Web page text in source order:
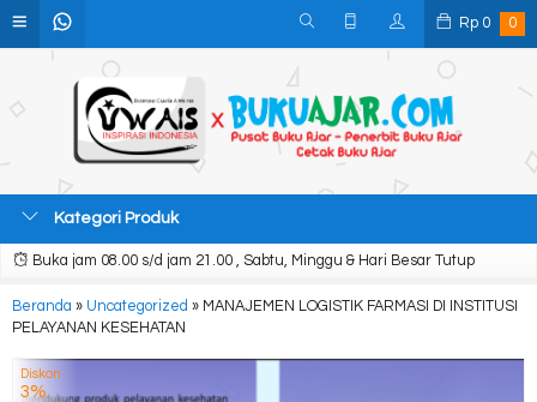
Rp 0 0
Kategori Produk
Buka jam 08.00 s/d jam 21.00 , Sabtu, Minggu & Hari Besar Tutup
Beranda » Uncategorized » MANAJEMEN LOGISTIK FARMASI DI INSTITUSI
PELAYANAN KESEHATAN
Diskon
3%